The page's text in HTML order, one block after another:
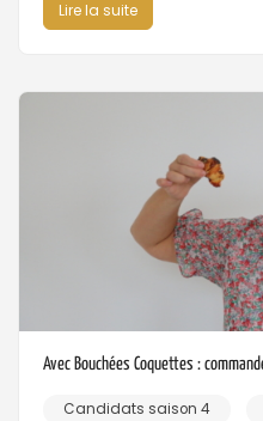
Lire la suite
Avec Bouchées Coquettes :
Candidats saison 4